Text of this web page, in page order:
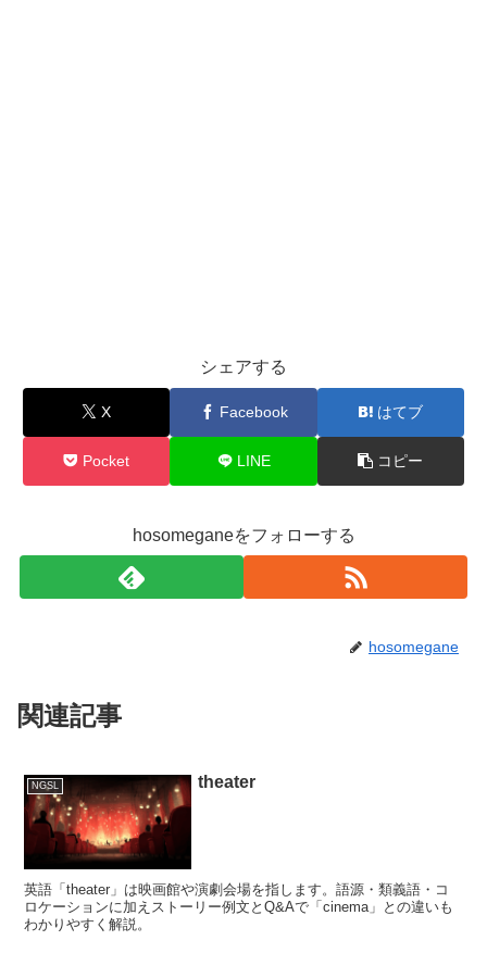
シェアする
X Facebook はてブ
Pocket LINE コピー
hosomeganeをフォローする
hosomegane
関連記事
NGSL theater
英語「theater」は映画館や演劇会場を指します。語源・類義語・コ
ロケーションに加えストーリー例文とQ&Aで「cinema」との違いも
わかりやすく解説。